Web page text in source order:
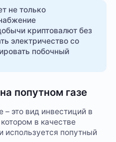
не только
криптовалют без
электричество со
побочный
попутном газе
– это вид инвестиций в
в качестве
используется попутный